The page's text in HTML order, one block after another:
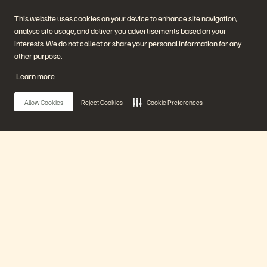
This website uses cookies on your device to enhance site navigation,
analyse site usage, and deliver you advertisements based on your
interests. We do not collect or share your personal information for any
other purpose.
Learn more
Allow Cookies Reject Cookies Cookie Preferences
プラットフォームと製品
エンタープライズ・デー
タ・クラウド
Evergreen//One
FlashBlade
リアルタイムのエンタープ
ライズ・ファイル
パートナー
パートナー概要
Partner Central